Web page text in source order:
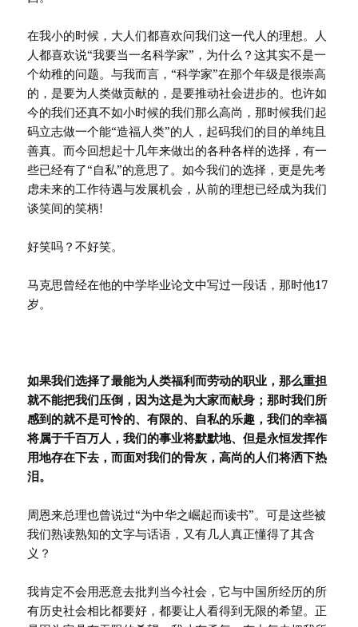
在我小的时候，大人们都喜欢问我们这一代人的理想。人
人都喜欢说“我要当一名科学家”，为什么？这其实不是一
个幼稚的问题。与我而言，“科学家”在那个年级是很崇高
的，是要为人类做贡献的，是要推动社会进步的。也许如
今的我们还真不如小时候的我们那么高尚，那时候我们起
码立志做一个能“造福人类”的人，起码我们的目的单纯且
善真。而今回想起十几年来做出的各种各样的选择，有一
些已经有了“自私”的意思了。如今我们的选择，更是先考
虑未来的工作待遇与发展机会，从前的理想已经成为我们
谈笑间的笑柄!
好笑吗？不好笑。
马克思曾经在他的中学毕业论文中写过一段话，那时他17
岁。
如果我们选择了最能为人类福利而劳动的职业，那么重担
就不能把我们压倒，因为这是为大家而献身；那时我们所
感到的就不是可怜的、有限的、自私的乐趣，我们的幸福
将属于千百万人，我们的事业将默默地、但是永恒发挥作
用地存在下去，而面对我们的骨灰，高尚的人们将洒下热
泪。
周恩来总理也曾说过“为中华之崛起而读书”。可是这些被
我们熟读熟知的文字与话语，又有几人真正懂得了其含
义？
我肯定不会用恶意去批判当今社会，它与中国所经历的所
有历史社会相比都要好，都要让人看得到无限的希望。正